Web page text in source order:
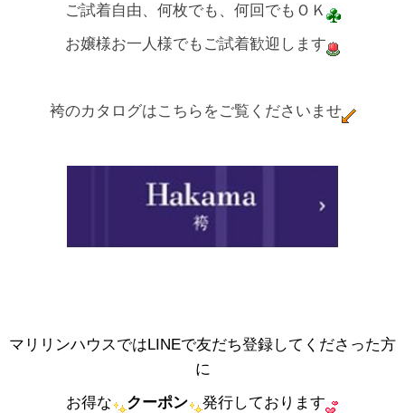
ご試着自由、何枚でも、何回でもＯＫ
お嬢様お一人様でもご試着歓迎します
袴のカタログはこちらをご覧くださいませ
マリリンハウスではLINEで友だち登録してくださった方
に
お得な
クーポン
発行しております